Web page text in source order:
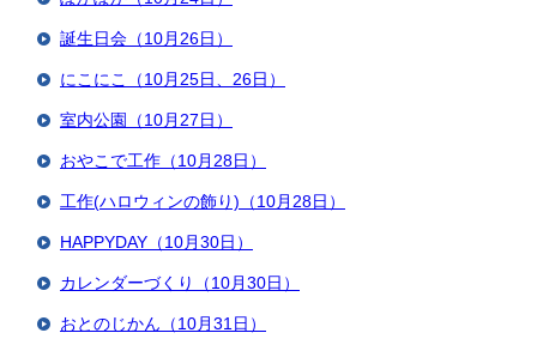
誕生日会（10月26日）
にこにこ（10月25日、26日）
室内公園（10月27日）
おやこで工作（10月28日）
工作(ハロウィンの飾り)（10月28日）
HAPPYDAY（10月30日）
カレンダーづくり（10月30日）
おとのじかん（10月31日）